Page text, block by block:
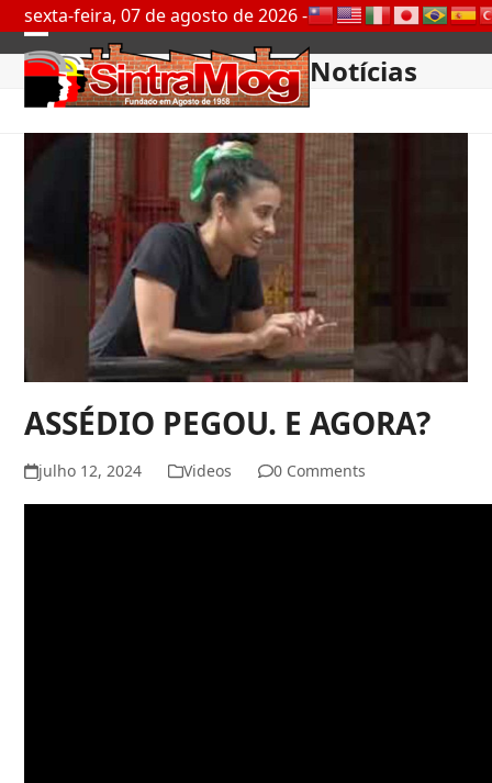
Skip
to
content
sexta-feira, 07 de agosto de 2026 -
Open
mobile
menu
Close
mobile
menu
Notícias
ASSÉDIO PEGOU. E AGORA?
julho 12, 2024 Videos 0 Comments